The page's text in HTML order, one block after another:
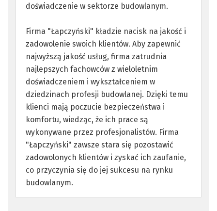
doświadczenie w sektorze budowlanym.
Firma "Łapczyński" kładzie nacisk na jakość i
zadowolenie swoich klientów. Aby zapewnić
najwyższą jakość usług, firma zatrudnia
najlepszych fachowców z wieloletnim
doświadczeniem i wykształceniem w
dziedzinach profesji budowlanej. Dzięki temu
klienci mają poczucie bezpieczeństwa i
komfortu, wiedząc, że ich prace są
wykonywane przez profesjonalistów. Firma
"Łapczyński" zawsze stara się pozostawić
zadowolonych klientów i zyskać ich zaufanie,
co przyczynia się do jej sukcesu na rynku
budowlanym.